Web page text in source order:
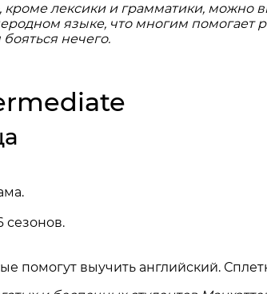
кроме лексики и грамматики, можно
языке, что многим помогает
нечего.
сезонов.